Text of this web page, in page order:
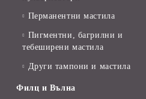
Перманентни мастила
Пигментни, багрилни и
тебеширени мастила
Други тампони и мастила
Филц и Вълна